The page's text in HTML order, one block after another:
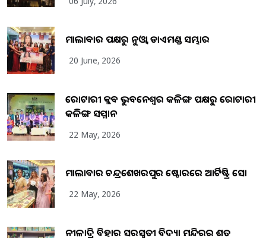
ମାଲାବାର ପକ୍ଷରୁ ନୁଓ୍ବା ଡାଏମଣ୍ଡ ସମ୍ଭାର
20 June, 2026
ରୋଟାରୀ କ୍ଲବ ଭୁବନେଶ୍ୱର କଳିଙ୍ଗ ପକ୍ଷରୁ ରୋଟାରୀ
କଳିଙ୍ଗ ସମ୍ମାନ
22 May, 2026
ମାଲାବାର ଚନ୍ଦ୍ରଶେଖରପୁର ଷ୍ଟୋରରେ ଆର୍ଟିଷ୍ଟ୍ରି ସୋ
22 May, 2026
ନୀଳାଦ୍ରି ବିହାର ସରସ୍ୱତୀ ବିଦ୍ୟା ମନ୍ଦିରର ଶତ